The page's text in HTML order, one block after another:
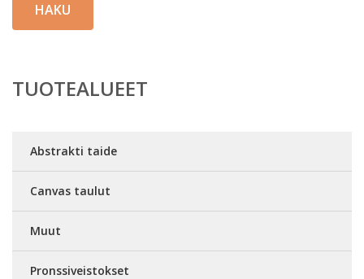
HAKU
TUOTEALUEET
Abstrakti taide
Canvas taulut
Muut
Pronssiveistokset